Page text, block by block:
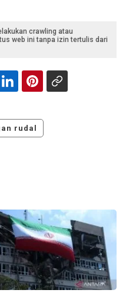
crawling atau
web ini tanpa izin tertulis dari
rudal